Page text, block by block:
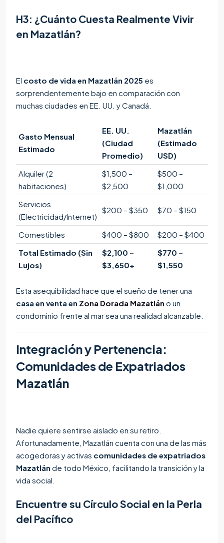
H3: ¿Cuánto Cuesta Realmente Vivir
en Mazatlán?
El costo de vida en Mazatlán 2025 es
sorprendentemente bajo en comparación con
muchas ciudades en EE. UU. y Canadá.
Gasto Mensual
Estimado
EE. UU.
(Ciudad
Promedio)
Mazatlán
(Estimado
USD)
Alquiler (2
habitaciones)
$1,500 –
$2,500
$500 –
$1,000
Servicios
(Electricidad/Internet)
$200 – $350 $70 – $150
Comestibles $400 – $800
$200 – $400
Total Estimado (Sin
Lujos)
$2,100 –
$3,650+
$770 –
$1,550
Esta asequibilidad hace que el sueño de tener una
casa en venta en Zona Dorada Mazatlán o un
condominio frente al mar sea una realidad alcanzable.
Integración y Pertenencia:
Comunidades de Expatriados
Mazatlán
Nadie quiere sentirse aislado en su retiro.
Afortunadamente, Mazatlán cuenta con una de las más
acogedoras y activas comunidades de expatriados
Mazatlán de todo México, facilitando la transición y la
vida social.
Encuentre su Círculo Social en la Perla
del Pacífico